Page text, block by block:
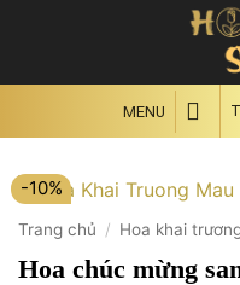
MENU
-10%
Trang chủ / Hoa khai
Hoa chúc mừng